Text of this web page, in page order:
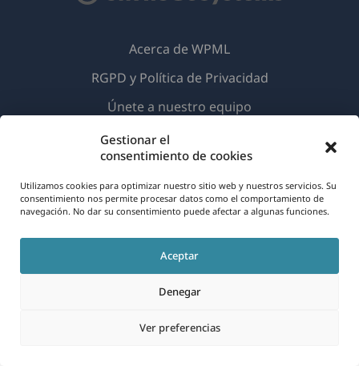
Gestionar el
consentimiento de cookies
Utilizamos cookies para optimizar nuestro sitio web y nuestros servicios. Su
consentimiento nos permite procesar datos como el comportamiento de
navegación. No dar su consentimiento puede afectar a algunas funciones.
Aceptar
Denegar
Ver preferencias
© 2026OnTheGoSystems Limited(se
Español
Acerca de WPML
RGPD y Política de Privacidad
Únete a nuestro equipo
en
nueva
ventana)
(se
abre
una
nueva
ventana)
abre
una
nueva
ventana)
abre
en
una
nueva
ventana)